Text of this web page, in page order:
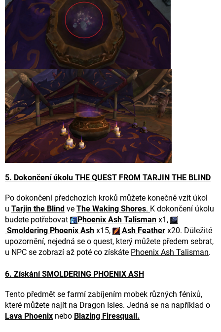
5. Dokončení úkolu THE QUEST FROM TARJIN THE BLIND
Po dokončení předchozích kroků můžete konečně vzít úkol
u Tarjin the Blind ve The Waking Shores. K dokončení úkolu
budete potřebovat
Phoenix Ash Talisman x1,
Smoldering Phoenix Ash x15, Ash Feather x20. Důležité
upozornění, nejedná se o quest, který můžete předem sebrat,
u NPC se zobrazí až poté co získáte Phoenix Ash Talisman.
6. Získání SMOLDERING PHOENIX ASH
Tento předmět se farmí zabíjením mobek různých fénixů,
které můžete najít na Dragon Isles. Jedná se na například o
Lava Phoenix nebo Blazing Firesquall.